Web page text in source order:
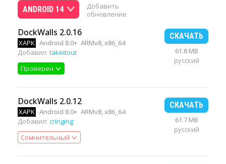
ANDROID 14
Добавить
обновление
DockWalls 2.0.16
XAPK Android 8.0+ ARMv8, x86_64
Добавил: takeitout
Проверен
СКАЧАТЬ
61.8 MB
русский
DockWalls 2.0.12
XAPK Android 8.0+ ARMv8, x86_64
Добавил: cringing
Сомнительный
СКАЧАТЬ
61.7 MB
русский